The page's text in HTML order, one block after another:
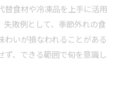
替食材や冷凍品を上手に活用
失敗例として、季節外れの食
わいが損なわれることがある
ず、できる範囲で旬を意識し